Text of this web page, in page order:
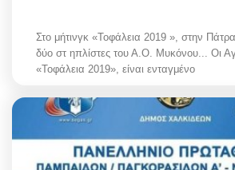
Στο μήτινγκ «Τοφάλεια 2019 », στην
δύο στ ηπλίστες του Α.Ο. Μυκόνου... Οι
«Τοφάλεια 2019», είναι ενταγμένο